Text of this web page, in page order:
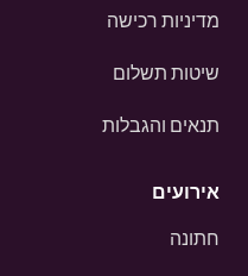
מדיניות רכישה
שיטות תשלום
תנאים והגבלות
אירועים
חתונה